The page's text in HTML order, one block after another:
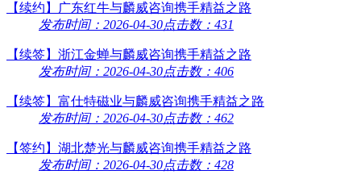
【续约】广东红牛与麟威咨询携手精益之路
发布时间：2026-04-30点击数：431
【续签】浙江金蝉与麟威咨询携手精益之路
发布时间：2026-04-30点击数：406
【续签】富仕特磁业与麟威咨询携手精益之路
发布时间：2026-04-30点击数：462
【签约】湖北楚光与麟威咨询携手精益之路
发布时间：2026-04-30点击数：428